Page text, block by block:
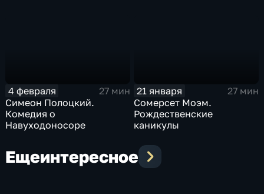
4 февраля
27 мин
Симеон Полоцкий.
Комедия о
Навуходоносоре
21 января
27 мин
Сомерсет Моэм.
Рождественские
каникулы
Ещеинтересное